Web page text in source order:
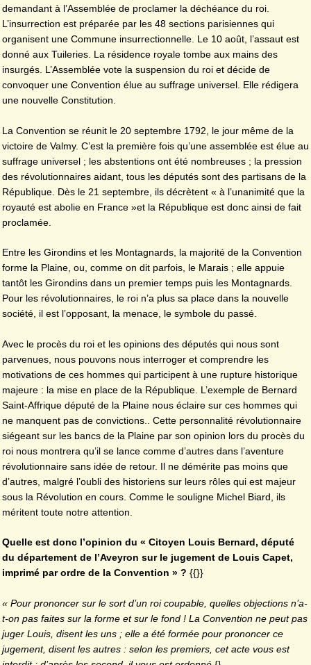
demandant à l’Assemblée de proclamer la déchéance du roi.
L’insurrection est préparée par les 48 sections parisiennes qui
organisent une Commune insurrectionnelle. Le 10 août, l’assaut est
donné aux Tuileries. La résidence royale tombe aux mains des
insurgés. L’Assemblée vote la suspension du roi et décide de
convoquer une Convention élue au suffrage universel. Elle rédigera
une nouvelle Constitution.
La Convention se réunit le 20 septembre 1792, le jour même de la
victoire de Valmy. C’est la première fois qu’une assemblée est élue au
suffrage universel ; les abstentions ont été nombreuses ; la pression
des révolutionnaires aidant, tous les députés sont des partisans de la
République. Dès le 21 septembre, ils décrètent « à l’unanimité que la
royauté est abolie en France »et la République est donc ainsi de fait
proclamée.
Entre les Girondins et les Montagnards, la majorité de la Convention
forme la Plaine, ou, comme on dit parfois, le Marais ; elle appuie
tantôt les Girondins dans un premier temps puis les Montagnards.
Pour les révolutionnaires, le roi n’a plus sa place dans la nouvelle
société, il est l’opposant, la menace, le symbole du passé.
Avec le procès du roi et les opinions des députés qui nous sont
parvenues, nous pouvons nous interroger et comprendre les
motivations de ces hommes qui participent à une rupture historique
majeure : la mise en place de la République. L’exemple de Bernard
Saint-Affrique député de la Plaine nous éclaire sur ces hommes qui
ne manquent pas de convictions.. Cette personnalité révolutionnaire
siégeant sur les bancs de la Plaine par son opinion lors du procès du
roi nous montrera qu’il se lance comme d’autres dans l’aventure
révolutionnaire sans idée de retour. Il ne démérite pas moins que
d’autres, malgré l’oubli des historiens sur leurs rôles qui est majeur
sous la Révolution en cours. Comme le souligne Michel Biard, ils
méritent toute notre attention.
Quelle est donc l’opinion du « Citoyen Louis Bernard, député
du département de l’Aveyron sur le jugement de Louis Capet,
imprimé par ordre de la Convention » ? {{}}
« Pour prononcer sur le sort d’un roi coupable, quelles objections n’a-
t-on pas faites sur la forme et sur le fond ! La Convention ne peut pas
juger Louis, disent les uns ; elle a été formée pour prononcer ce
jugement, disent les autres : selon les premiers, cet acte vous est